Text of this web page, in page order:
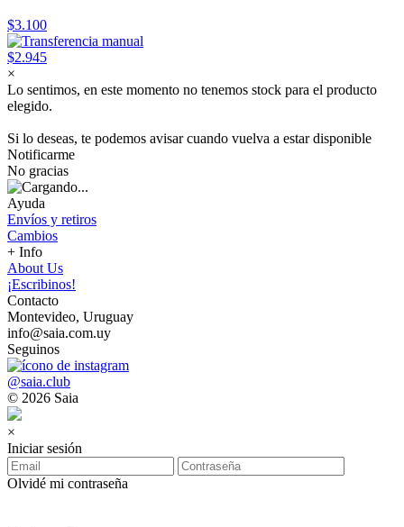
$3.100
$2.945
×
Lo sentimos, en este momento no tenemos stock para el producto
elegido.
Si lo deseas, te podemos avisar cuando vuelva a estar disponible
Notificarme
No gracias
Ayuda
Envíos y retiros
Cambios
+ Info
About Us
¡Escribinos!
Contacto
Montevideo, Uruguay
info@saia.com.uy
Seguinos
@saia.club
© 2026 Saia
×
Iniciar sesión
Olvidé mi contraseña